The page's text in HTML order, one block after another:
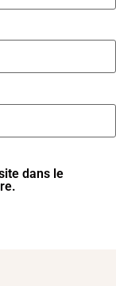
dans le